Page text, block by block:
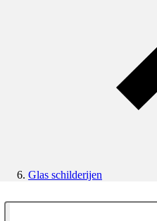
Glas schilderijen